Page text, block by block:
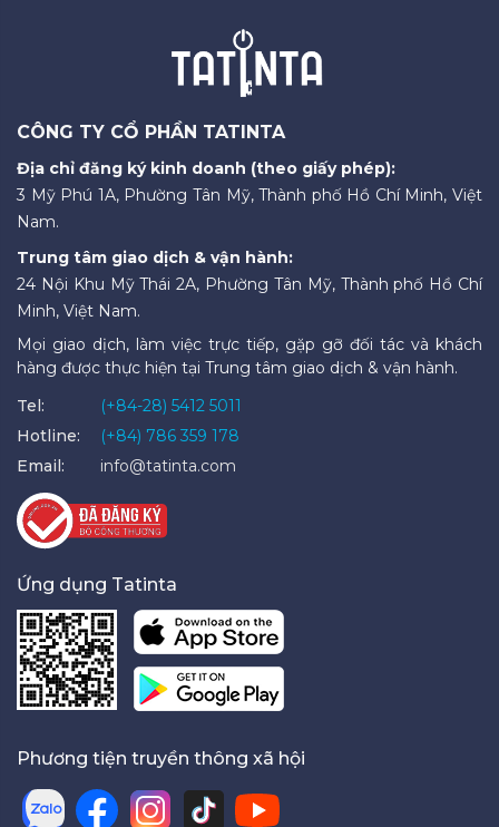
CÔNG TY CỔ PHẦN TATINTA
Địa chỉ đăng ký kinh doanh (theo giấy phép):
3 Mỹ Phú 1A, Phường Tân Mỹ, Thành phố Hồ Chí Minh, Việt
Nam.
Trung tâm giao dịch & vận hành:
24 Nội Khu Mỹ Thái 2A, Phường Tân Mỹ, Thành phố Hồ Chí
Minh, Việt Nam.
Mọi giao dịch, làm việc trực tiếp, gặp gỡ đối tác và khách
hàng được thực hiện tại Trung tâm giao dịch & vận hành.
Tel:
(+84-28) 5412 5011
Hotline:
(+84) 786 359 178
Email:
info@tatinta.com
Ứng dụng Tatinta
Phương tiện truyền thông xã hội